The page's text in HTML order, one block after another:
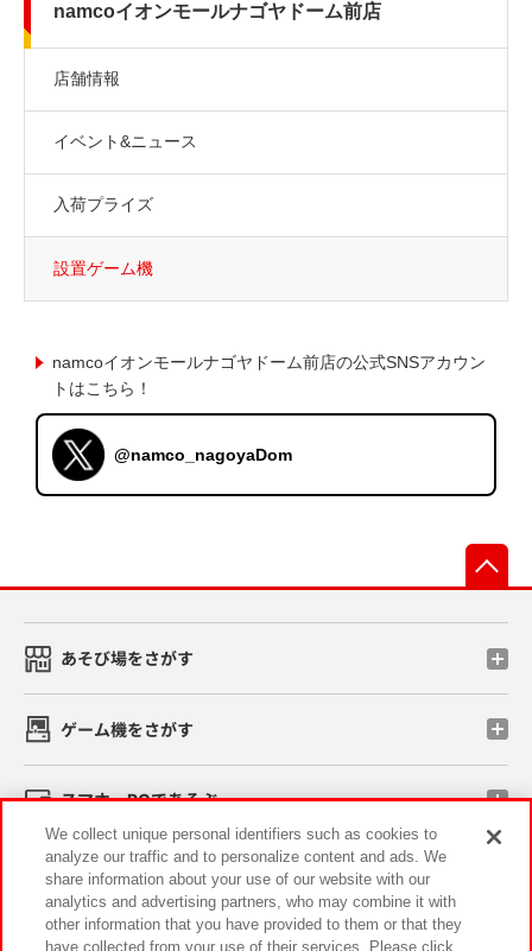
namcoイオンモールナゴヤドーム前店
店舗情報
イベント&ニュース
入荷プライズ
設置ゲーム機
namcoイオンモールナゴヤドーム前店の公式SNSアカウン
トはこちら！
@namco_nagoyaDom
あそび場をさがす
ゲーム機をさがす
スマホ・PCであそぶ
イベント・キャンペーン
We collect unique personal identifiers such as cookies to
analyze our traffic and to personalize content and ads. We
share information about your use of our website with our
analytics and advertising partners, who may combine it with
other information that you have provided to them or that they
have collected from your use of their services. Please click